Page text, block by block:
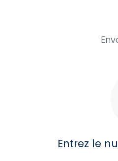
Entrez le